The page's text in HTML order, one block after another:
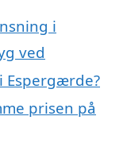
i
ved
Espergærde?
prisen på